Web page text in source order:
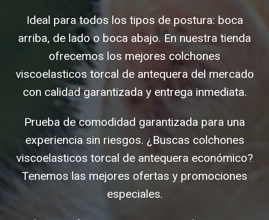
Ideal para todos los tipos de postura: boca
arriba, de lado o boca abajo. En nuestra tienda
ofrecemos los mejores colchones
viscoelasticos torcal de antequera del mercado
con calidad garantizada y entrega inmediata.
Prueba de comodidad garantizada para una
experiencia sin riesgos. ¿Buscas colchones
viscoelasticos torcal de antequera económico?
Tenemos las mejores ofertas y promociones
especiales.